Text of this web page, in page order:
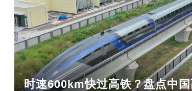
时速600km快过高铁？盘点中